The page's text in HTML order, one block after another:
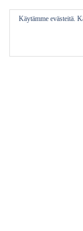
Käytämme evästeitä.